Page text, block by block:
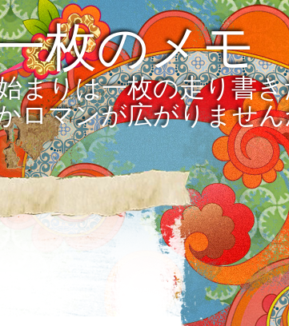
枚のメモ
まりは一枚の走り書
ロマンが広がりませ